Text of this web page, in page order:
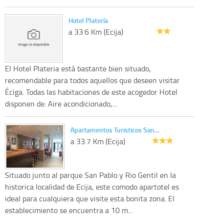
Hotel Platería
a 33.6 Km (Ecija)
El Hotel Plateria está bastante bien situado,
recomendable para todos aquellos que deseen visitar
Éciga. Todas las habitaciones de este acogedor Hotel
disponen de: Aire acondicionado,...
Apartamentos Turisticos San…
a 33.7 Km (Ecija)
Situado junto al parque San Pablo y Rio Gentil en la
historica localidad de Ecija, este comodo apartotel es
ideal para cualquiera que visite esta bonita zona. El
establecimiento se encuentra a 10 m...